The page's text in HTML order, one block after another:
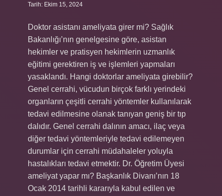
Tarih: Ekim 15, 2024
Doktor asistanı ameliyata girer mi? Sağlık
Bakanlığı’nın genelgesine göre, asistan
hekimler ve pratisyen hekimlerin uzmanlık
eğitimi gerektiren iş ve işlemleri yapmaları
yasaklandı. Hangi doktorlar ameliyata girebilir?
Genel cerrahi, vücudun birçok farklı yerindeki
organların çeşitli cerrahi yöntemler kullanılarak
tedavi edilmesine olanak tanıyan geniş bir tıp
dalıdır. Genel cerrahi dalının amacı, ilaç veya
diğer tedavi yöntemleriyle tedavi edilemeyen
durumlar için cerrahi müdahaleler yoluyla
hastalıkları tedavi etmektir. Dr. Öğretim Üyesi
ameliyat yapar mı? Başkanlık Divanı’nın 18
Ocak 2014 tarihli kararıyla kabul edilen ve